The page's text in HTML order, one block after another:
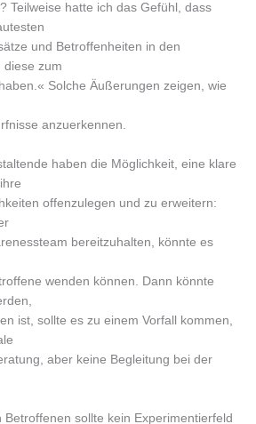
Teilweise hatte ich das Gefühl, dass
und Betroffenheiten in den
diese zum
Solche Äußerungen zeigen, wie
anzuerkennen.
haben die Möglichkeit, eine klare
offenzulegen und zu erweitern:
bereitzuhalten, könnte es
wenden können. Dann könnte
ist, sollte es zu einem Vorfall kommen,
aber keine Begleitung bei der
Betroffenen sollte kein Experimentierfeld